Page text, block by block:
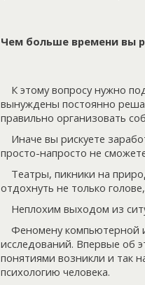
Чем больше времени вы
К этому вопросу нужно
вынуждены постоянно
правильно организовать
Иначе вы рискуете
просто-напросто не
Театры, пикники на
отдохнуть не только
Неплохим выходом из
Феномену компьютерной
исследований. Впервые об
понятиями возникли и так
психологию человека.